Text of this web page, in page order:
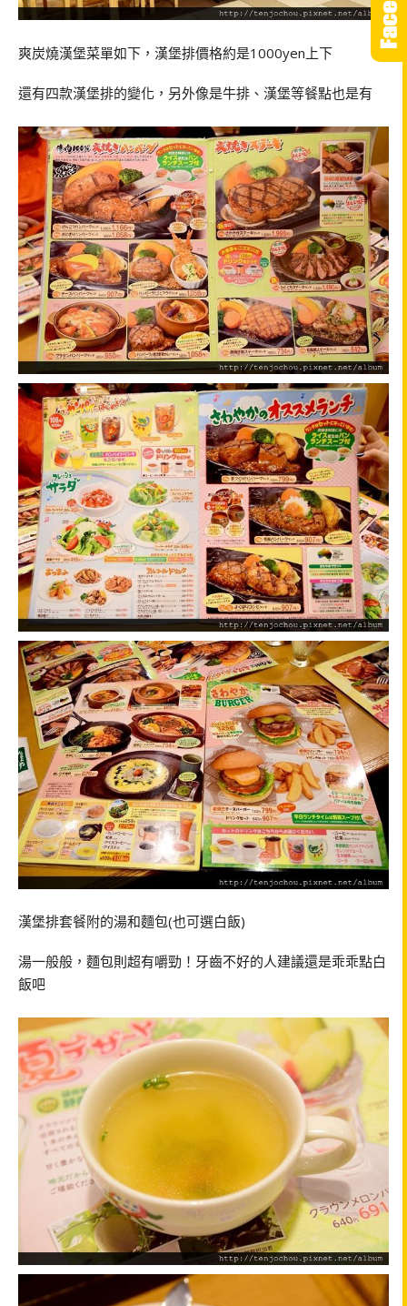
爽炭燒漢堡菜單如下，漢堡排價格約是1000yen上下
還有四款漢堡排的變化，另外像是牛排、漢堡等餐點也是有
漢堡排套餐附的湯和麵包(也可選白飯)
湯一般般，麵包則超有嚼勁！牙齒不好的人建議還是乖乖點白
飯吧